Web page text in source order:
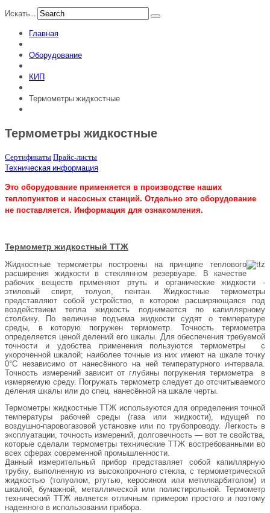
Искать...
Главная
Оборудование
КИП
Термометры жидкостные
Термометры жидкостные
СертификатыПрайс-листы
Техническая информация
Это оборудование применяется в производстве наших
теплопунктов и насосных станций. Отдельно это оборудование
не поставляется. Информация для ознакомления.
Термометр жидкостный ТТЖ
Жидкостные термометры построены на принципе теплового
расширения жидкости в стеклянном резервуаре. В качестве
рабочих веществ применяют ртуть и органические жидкости -
этиловый спирт, толуол, пентан. Жидкостные термометры
представляют собой устройство, в котором расширяющаяся под
воздействием тепла жидкость поднимается по капиллярному
столбику. По величине подъема жидкости судят о температуре
среды, в которую погружен термометр. Точность термометра
определяется ценой делений его шкалы. Для обеспечения требуемой
точности и удобства применения пользуются термометры с
укороченной шкалой; наиболее точные из них имеют на шкале точку
0°С независимо от нанесённого на ней температурного интервала.
Точность измерений зависит от глубины погружения термометра в
измеряемую среду. Погружать термометр следует до отсчитываемого
деления шкалы или до спец. нанесённой на шкале черты.
Термометры жидкостные ТТЖ используются для определения точной
температуры рабочей среды (газа или жидкости), идущей по
воздушно-паровогазовой установке или по трубопроводу. Легкость в
эксплуатации, точность измерений, долговечность — вот те свойства,
которые сделали термометры технические ТТЖ востребованными во
всех сферах современной промышленности.
Данный измерительный прибор представляет собой капиллярную
трубку, выполненную из высокопрочного стекла, с термометрической
жидкостью (толуолом, ртутью, керосином или метилкарбитолом) и
шкалой, бумажной, металлической или полистирольной. Термометр
технический ТТЖ является отличным примером простого и поэтому
надежного в использовании прибора.